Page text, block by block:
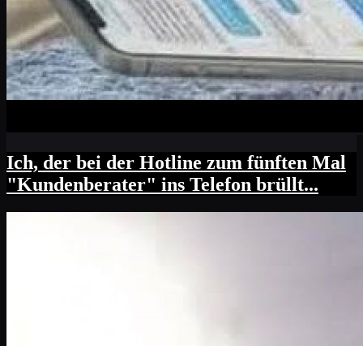
Ich, der bei der Hotline zum fünften Mal
"Kundenberater" ins Telefon brüllt...